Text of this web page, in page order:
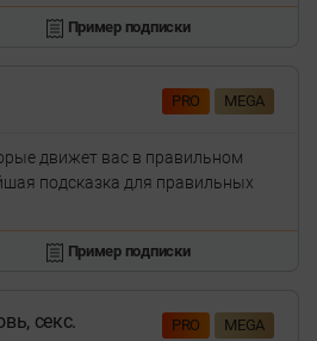
Пример подписки
PRO MEGA
движет вас в правильном
подсказка для правильных
Пример подписки
PRO MEGA
секс.